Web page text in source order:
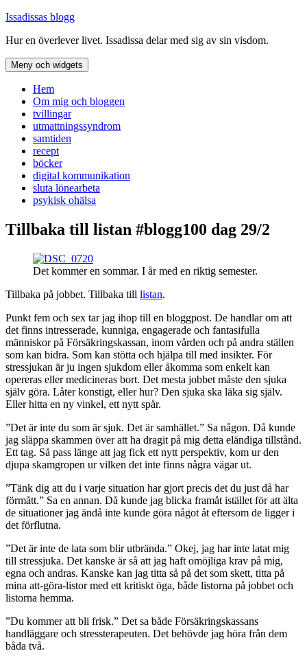
Hoppa
innehåll
Issadissas blogg
Hur en överlever livet. Issadissa delar med sig av sin visdom.
Meny och widgets
Hem
Om mig och bloggen
tvillingar
utmattningssyndrom
samtiden
recept
böcker
digital kommunikation
sluta lönearbeta
psykisk ohälsa
Tillbaka till listan #blogg100 dag 29/2
Det kommer en sommar. I år med en riktig semester.
Tillbaka på jobbet. Tillbaka till listan.
Punkt fem och sex tar jag ihop till en bloggpost. De handlar om att
det finns intresserade, kunniga, engagerade och fantasifulla
människor på Försäkringskassan, inom vården och på andra ställen
som kan bidra. Som kan stötta och hjälpa till med insikter. För
stressjukan är ju ingen sjukdom eller åkomma som enkelt kan
opereras eller medicineras bort. Det mesta jobbet måste den sjuka
själv göra. Låter konstigt, eller hur? Den sjuka ska läka sig själv.
Eller hitta en ny vinkel, ett nytt spår.
”Det är inte du som är sjuk. Det är samhället.” Sa någon. Då kunde
jag släppa skammen över att ha dragit på mig detta eländiga tillstånd.
Ett tag. Så pass länge att jag fick ett nytt perspektiv, kom ur den
djupa skamgropen ur vilken det inte finns några vägar ut.
”Tänk dig att du i varje situation har gjort precis det du just då har
förmått.” Sa en annan. Då kunde jag blicka framåt istället för att älta
de situationer jag ändå inte kunde göra något åt eftersom de ligger i
det förflutna.
”Det är inte de lata som blir utbrända.” Okej, jag har inte latat mig
till stressjuka. Det kanske är så att jag haft omöjliga krav på mig,
egna och andras. Kanske kan jag titta så på det som skett, titta på
mina att-göra-listor med ett kritiskt öga, både listorna på jobbet och
listorna hemma.
”Du kommer att bli frisk.” Det sa både Försäkringskassans
handläggare och stressterapeuten. Det behövde jag höra från dem
båda två.